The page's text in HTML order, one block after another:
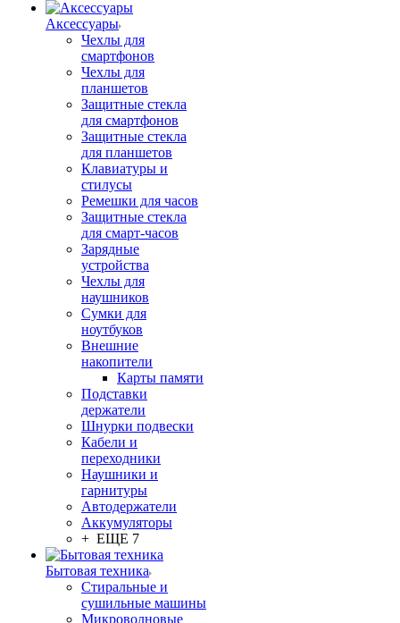
Аксессуары
Чехлы для
смартфонов
Чехлы для
планшетов
Защитные стекла
для смартфонов
Защитные стекла
для планшетов
Клавиатуры и
стилусы
Ремешки для часов
Защитные стекла
для смарт-часов
Зарядные
устройства
Чехлы для
наушников
Сумки для
ноутбуков
Внешние
накопители
Карты памяти
Подставки
держатели
Шнурки подвески
Кабели и
переходники
Наушники и
гарнитуры
Автодержатели
Аккумуляторы
+ ЕЩЕ 7
Бытовая техника
Стиральные и
сушильные машины
Микроволновые